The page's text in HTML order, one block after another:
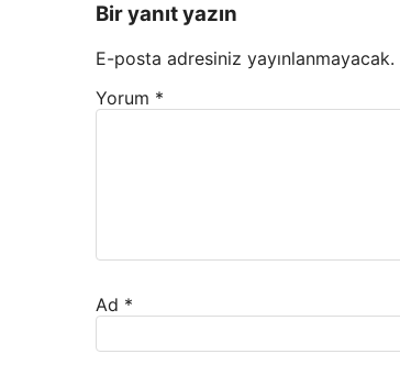
Bir yanıt yazın
E-posta adresiniz yayınlanmayacak.
Yorum *
Ad *